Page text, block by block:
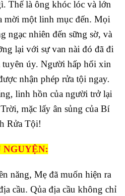
Thế là ông khóc lóc và lớn
mời một linh mục đến. Mọi
ngạc nhiên đến sững sờ, và
lại với sự van nài đó đã đi
úy. Người hấp hối xin
nhận phép rửa tội ngay.
linh hồn của người trở lại
mặc lấy ân sủng của Bí
Rửa Tội!
NGUYỆN:
năng, Mẹ đã muốn hiện ra
cầu. Qủa địa cầu không chỉ